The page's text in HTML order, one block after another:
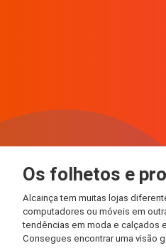
Os folhetos e
Alcainça tem muitas lojas
computadores ou móveis em
tendências em moda e calçados
Consegues encontrar uma visão